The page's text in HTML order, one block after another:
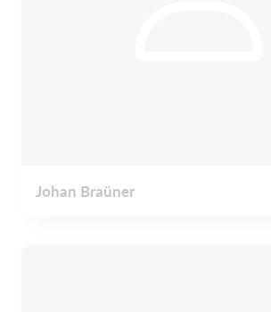
Johan Braüner